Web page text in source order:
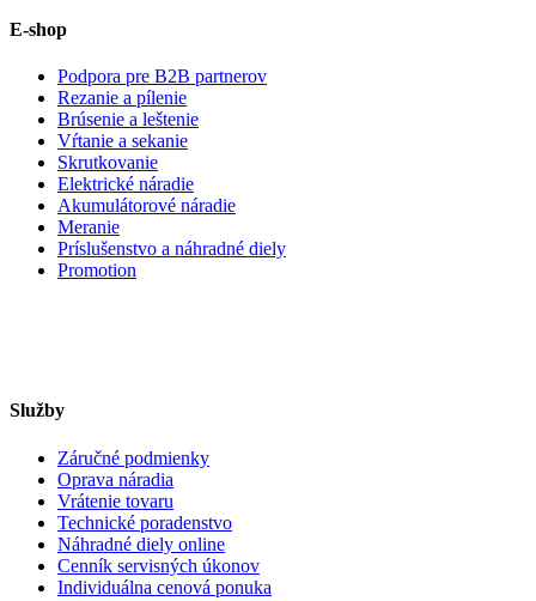
E-shop
Podpora pre B2B partnerov
Rezanie a pílenie
Brúsenie a leštenie
Vŕtanie a sekanie
Skrutkovanie
Elektrické náradie
Akumulátorové náradie
Meranie
Príslušenstvo a náhradné diely
Promotion
Služby
Záručné podmienky
Oprava náradia
Vrátenie tovaru
Technické poradenstvo
Náhradné diely online
Cenník servisných úkonov
Individuálna cenová ponuka